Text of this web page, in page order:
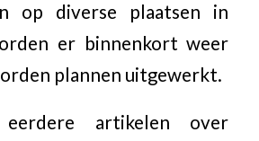
op diverse plaatsen in
er binnenkort weer
plannen uitgewerkt.
artikelen over